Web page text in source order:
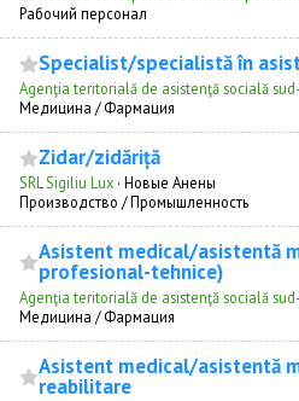
Рабочий персонал
Specialist/specialistă în
Agenţia teritorială de asistenţă socială
Медицина / Фармация
Zidar/zidăriță
SRL Sigiliu Lux · Новые Анены
Производство / Промышленность
Asistent medical/asistentă
profesional-tehnice)
Agenţia teritorială de asistenţă socială
Медицина / Фармация
Asistent medical/asistentă
reabilitare